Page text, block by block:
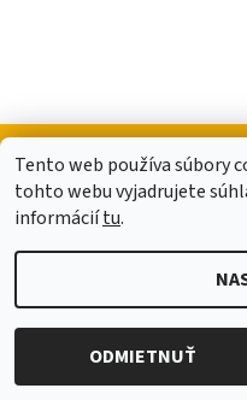
2026 © UNIMAX
Tento web používa súbory
tohto webu vyjadrujete
informáciítu.
ODMIETNUŤ